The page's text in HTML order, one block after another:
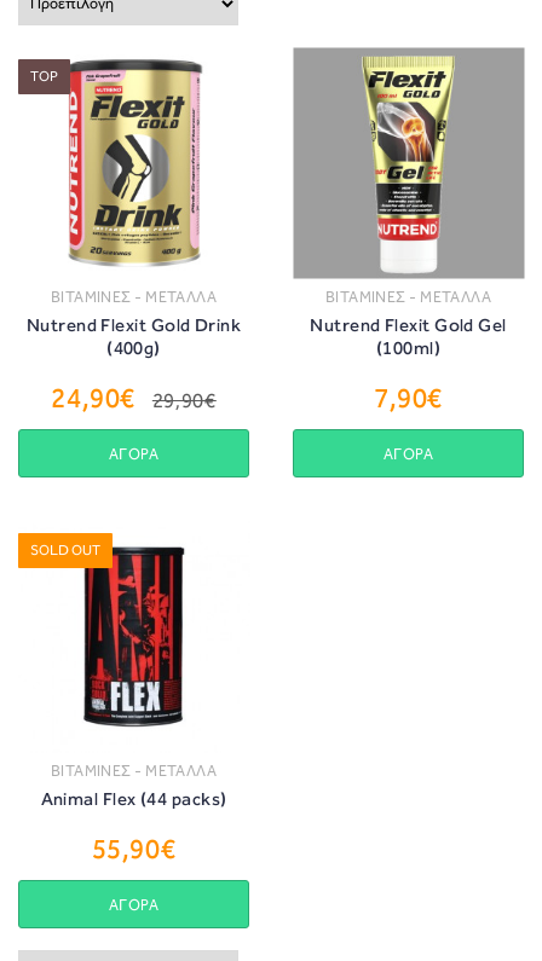
TOP
ΒΙΤΑΜΙΝΕΣ - ΜΕΤΑΛΛΑ
Nutrend Flexit Gold Drink
(400g)
24,90€ 29,90€
ΑΓΟΡΑ
ΒΙΤΑΜΙΝΕΣ - ΜΕΤΑΛΛΑ
Nutrend Flexit Gold Gel
(100ml)
7,90€
ΑΓΟΡΑ
SOLD OUT
ΒΙΤΑΜΙΝΕΣ - ΜΕΤΑΛΛΑ
Animal Flex (44 packs)
55,90€
ΑΓΟΡΑ